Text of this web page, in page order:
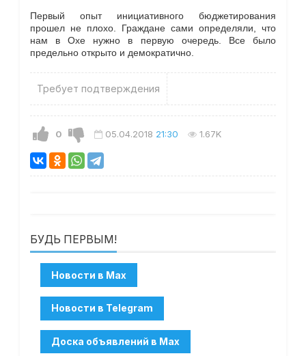
Первый опыт инициативного бюджетирования
прошел не плохо. Граждане сами определяли, что
нам в Охе нужно в первую очередь. Все было
предельно открыто и демократично.
Требует подтверждения
0 05.04.2018 21:30 1.67K
БУДЬ ПЕРВЫМ!